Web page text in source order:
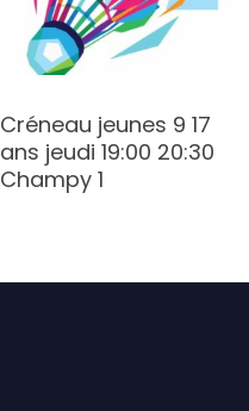
Créneau jeunes 9 17
ans jeudi 19:00 20:30
Champy 1